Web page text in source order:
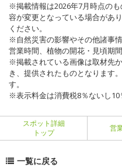
※掲載情報は2026年7月時点の
容が変更となっている場合があ
ください。
※自然災害の影響やその他諸事
営業時間、植物の開花・見頃期
※掲載されている画像は取材先
き、提供されたものとなります
す。
※表示料金は消費税8％ないし10
スポット詳細
トップ
営
一覧に戻る